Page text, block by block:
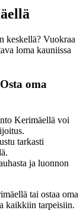
keskellä? Vuokraa
loma kauniissa
oma
Kerimäellä voi
tarkasti
ja luonnon
tai ostaa oma
kaikkiin tarpeisiin.